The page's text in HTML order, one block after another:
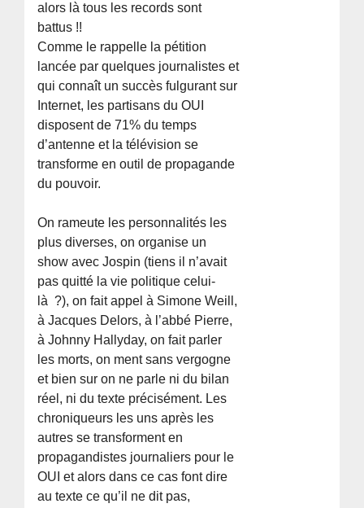
alors là tous les records sont
battus !!
Comme le rappelle la pétition
lancée par quelques journalistes et
qui connaît un succès fulgurant sur
Internet, les partisans du OUI
disposent de 71% du temps
d’antenne et la télévision se
transforme en outil de propagande
du pouvoir.
On rameute les personnalités les
plus diverses, on organise un
show avec Jospin (tiens il n’avait
pas quitté la vie politique celui-
là ?), on fait appel à Simone Weill,
à Jacques Delors, à l’abbé Pierre,
à Johnny Hallyday, on fait parler
les morts, on ment sans vergogne
et bien sur on ne parle ni du bilan
réel, ni du texte précisément. Les
chroniqueurs les uns après les
autres se transforment en
propagandistes journaliers pour le
OUI et alors dans ce cas font dire
au texte ce qu’il ne dit pas,